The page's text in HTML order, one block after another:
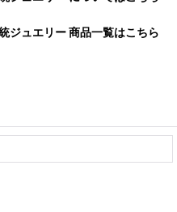
ュエリー 商品一覧はこちら